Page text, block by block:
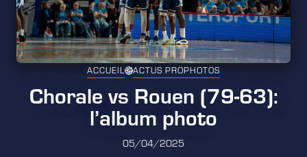
ACCUEIL ACTUS PROPHOTOS
Chorale vs Rouen (79-63):
l’album photo
05/04/2025